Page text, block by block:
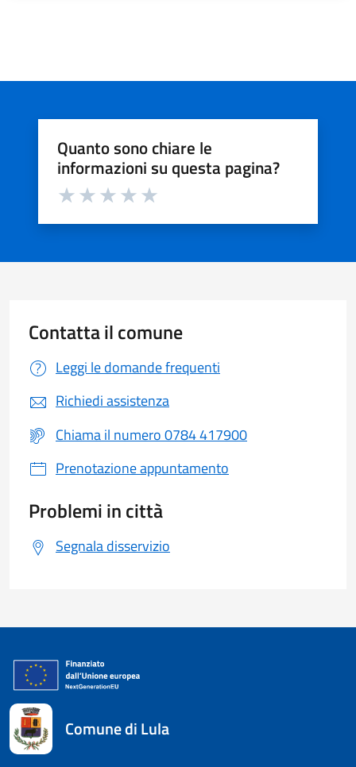
Quanto sono chiare le
informazioni su questa pagina?
Valuta da 1 a 5 stelle la pagina
Contatta il comune
Leggi le domande frequenti
Richiedi assistenza
Chiama il numero 0784 417900
Prenotazione appuntamento
Problemi in città
Segnala disservizio
Comune di Lula